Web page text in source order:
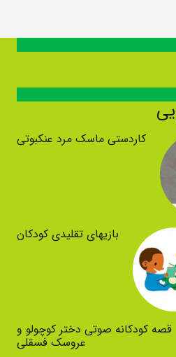
کاردستی ماسک مرد عنکبوتی
بازیهای تقلیدی کودکان
قصه کودکانه صوتی دختر کوچولو و
عروسک فسقلی